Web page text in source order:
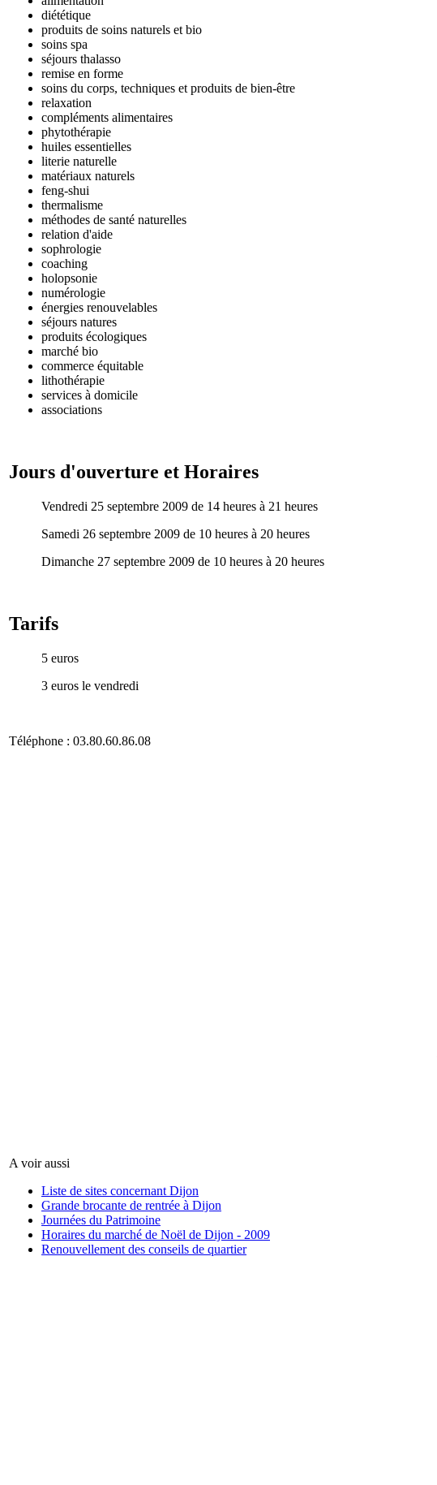
diététique
produits de soins naturels et bio
soins spa
séjours thalasso
remise en forme
soins du corps, techniques et produits de bien-être
relaxation
compléments alimentaires
phytothérapie
huiles essentielles
literie naturelle
matériaux naturels
feng-shui
thermalisme
méthodes de santé naturelles
relation d'aide
sophrologie
coaching
holopsonie
numérologie
énergies renouvelables
séjours natures
produits écologiques
marché bio
commerce équitable
lithothérapie
services à domicile
associations
Jours d'ouverture et Horaires
Vendredi 25 septembre 2009 de 14 heures à 21 heures
Samedi 26 septembre 2009 de 10 heures à 20 heures
Dimanche 27 septembre 2009 de 10 heures à 20 heures
Tarifs
5 euros
3 euros le vendredi
Téléphone : 03.80.60.86.08
A voir aussi
Liste de sites concernant Dijon
Grande brocante de rentrée à Dijon
Journées du Patrimoine
Horaires du marché de Noël de Dijon - 2009
Renouvellement des conseils de quartier